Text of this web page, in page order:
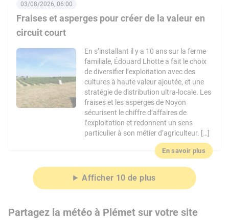
Fraises et asperges pour créer de la valeur en
circuit court
03/08/2026, 06:00
En s’installant il y a 10 ans sur la ferme
familiale, Édouard Lhotte a fait le choix
de diversifier l’exploitation avec des
cultures à haute valeur ajoutée, et une
stratégie de distribution ultra-locale. Les
fraises et les asperges de Noyon
sécurisent le chiffre d’affaires de
l’exploitation et redonnent un sens
particulier à son métier d’agriculteur. […]
En savoir plus
Afficher 10 de plus
Partagez la météo à Plémet sur votre site